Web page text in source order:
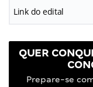
Link do edital
QUER
Prepare-se